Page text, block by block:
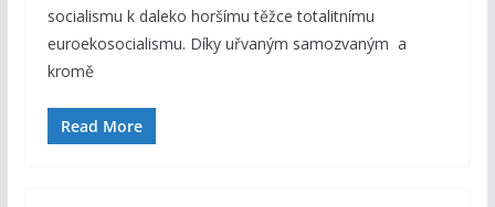
socialismu k daleko horšímu těžce totalitnímu
euroekosocialismu. Díky uřvaným samozvaným a
kromě
Read More